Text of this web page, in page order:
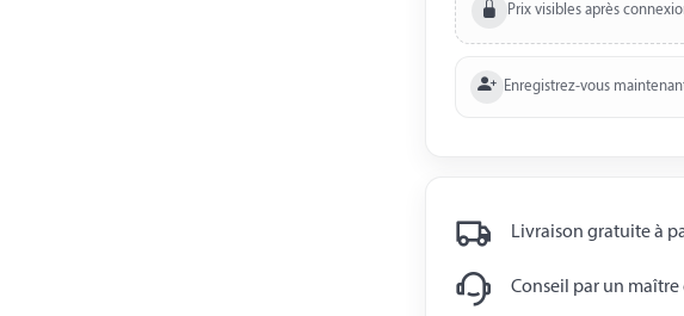
Prix visibles après
Enregistrez-vous
Livraison gratuite à
Conseil par un maître